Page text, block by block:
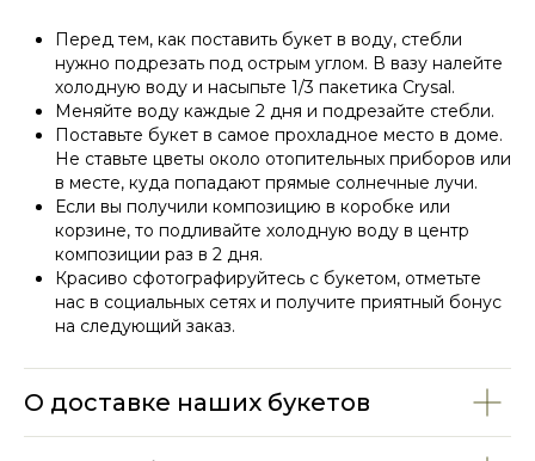
Перед тем, как поставить букет в воду, стебли
нужно подрезать под острым углом. В вазу налейте
холодную воду и насыпьте 1/3 пакетика Crysal.
Меняйте воду каждые 2 дня и подрезайте стебли.
Поставьте букет в самое прохладное место в доме.
Не ставьте цветы около отопительных приборов или
в месте, куда попадают прямые солнечные лучи.
Если вы получили композицию в коробке или
корзине, то подливайте холодную воду в центр
композиции раз в 2 дня.
Красиво сфотографируйтесь с букетом, отметьте
нас в социальных сетях и получите приятный бонус
на следующий заказ.
О доставке наших букетов
СМОТРИТЕ ТАКЖЕ